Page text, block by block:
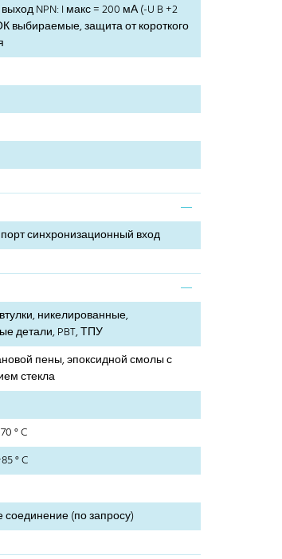
NPN: I макс = 200 мА (-U B +2
выбираемые, защита от короткого
синхронизационный вход
никелированные,
детали, PBT, ТПУ
пены, эпоксидной смолы с
стекла
° C
° C
соединение (по запросу)